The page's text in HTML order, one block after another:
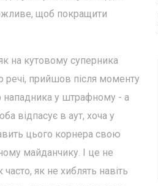
щоб покращити
на кутовому суперника
речі, прийшов після моменту
нападника у штрафному - а
відпасує в аут, хоча у
цього корнера свою
майданчику. І це не
як не хиблять навіть